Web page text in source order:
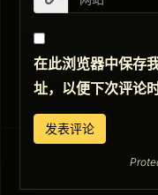
在此浏览器中保存
址，以便下次评论